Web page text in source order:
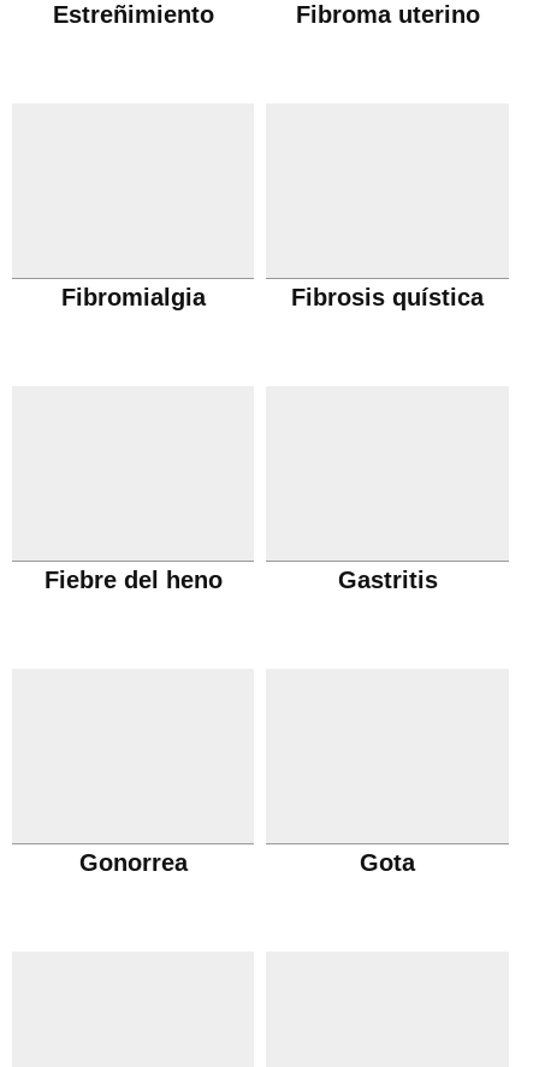
Estreñimiento Fibroma uterino
Fibromialgia Fibrosis quística
Fiebre del heno Gastritis
Gonorrea Gota